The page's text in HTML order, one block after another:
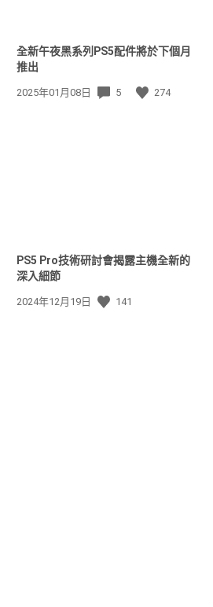
全新午夜黑系列PS5配件將於下個月
推出
發
2025年01月08日 5 274
PS5 Pro技術研討會揭露主機全新的
深入細節
發
2024年12月19日 141